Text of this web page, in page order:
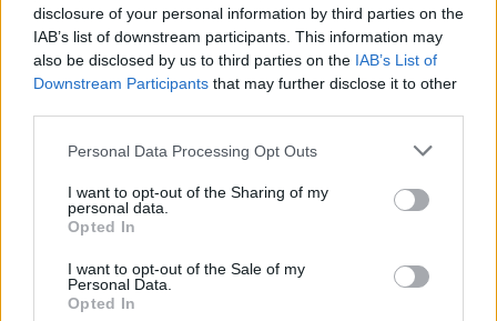
disclosure of your personal information by third parties on the
IAB’s list of downstream participants. This information may
also be disclosed by us to third parties on the IAB’s List of
Downstream Participants that may further disclose it to other
Please note that this website/app uses one or more Google
not limited to your visit or usage behaviour. You may click to
grant or deny consent to Google and its third-party tags to
use your data for below specified purposes in below Google
consent section.
Personal Data Processing Opt Outs
I want to opt-out of the Sharing of my
personal data.
Opted In
I want to opt-out of the Sale of my
Personal Data.
Opted In
Condividi l'articolo
F
a
ce
b
o
o
k
T
w
it
te
r
Pi
n
te
re
st
W
h
at
s
p
S
h
a
re
Articolo precedente
Prossimo articolo
NOTIZIE RECENTI